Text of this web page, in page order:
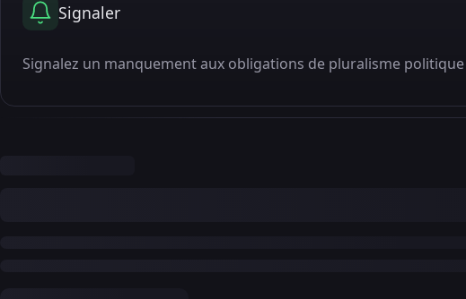
Signaler
Signalez un manquement aux obligations de pluralisme